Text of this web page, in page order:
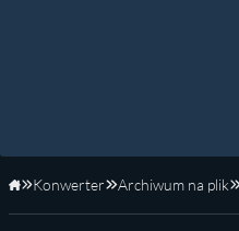
Strona główna
Konwerter Archiwum na plik